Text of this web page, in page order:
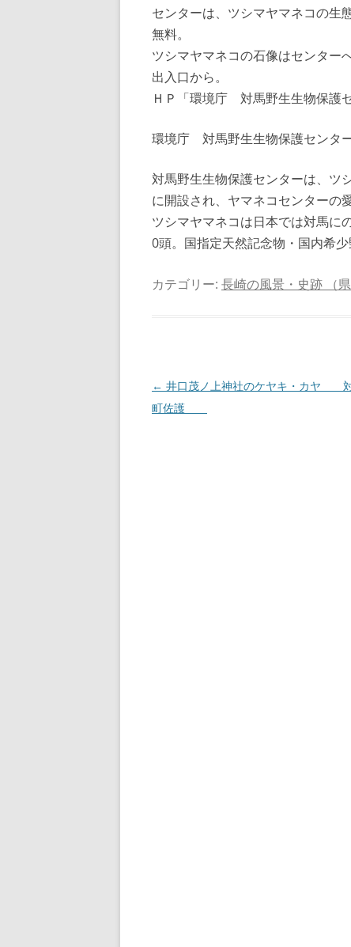
センターは、ツシマヤマネコの生
無料。
ツシマヤマネコの石像はセンター
出入口から。
ＨＰ「環境庁 対馬野生生物保護
環境庁 対馬野生生物保護センタ
対馬野生生物保護センターは、ツ
に開設され、ヤマネコセンターの
ツシマヤマネコは日本では対馬に
0頭。国指定天然記念物・国内希
カテゴリー: 長崎の風景・史跡 （県
投
稿
← 井口茂ノ上神社のケヤキ・カヤ
町佐護